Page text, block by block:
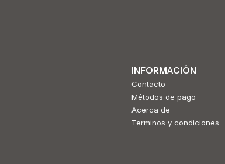
INFORMACIÓN
Contacto
Métodos de pago
Acerca de
Terminos y condiciones